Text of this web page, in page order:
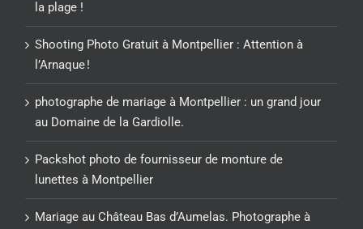
la plage !
Shooting Photo Gratuit à Montpellier : Attention à
l’Arnaque !
photographe de mariage à Montpellier : un grand jour
au Domaine de la Gardiolle.
Packshot photo de fournisseur de monture de
lunettes à Montpellier
Mariage au Château Bas d’Aumelas. Photographe à